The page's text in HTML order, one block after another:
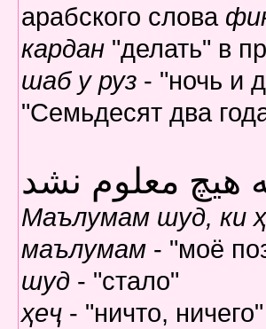
арабского слова
кардан "делать" в
шаб у руз - "ночь и
"Семьдесят два
هیچ معلوم نشد
Маълумам шуд, ки
маълумам - "моё
шуд - "стало"
ҳеҷ - "ничто, ничего"